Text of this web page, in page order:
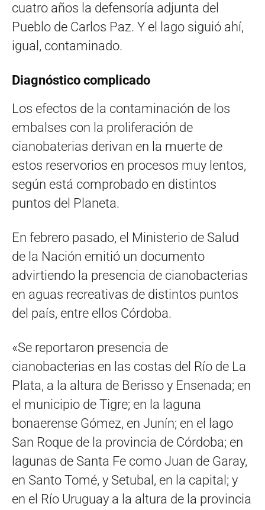
cuatro años la defensoría adjunta del
Pueblo de Carlos Paz. Y el lago siguió ahí,
igual, contaminado.
Diagnóstico complicado
Los efectos de la contaminación de los
embalses con la proliferación de
cianobaterias derivan en la muerte de
estos reservorios en procesos muy lentos,
según está comprobado en distintos
puntos del Planeta.
En febrero pasado, el Ministerio de Salud
de la Nación emitió un documento
advirtiendo la presencia de cianobacterias
en aguas recreativas de distintos puntos
del país, entre ellos Córdoba.
«Se reportaron presencia de
cianobacterias en las costas del Río de La
Plata, a la altura de Berisso y Ensenada; en
el municipio de Tigre; en la laguna
bonaerense Gómez, en Junín; en el lago
San Roque de la provincia de Córdoba; en
lagunas de Santa Fe como Juan de Garay,
en Santo Tomé, y Setubal, en la capital; y
en el Río Uruguay a la altura de la provincia